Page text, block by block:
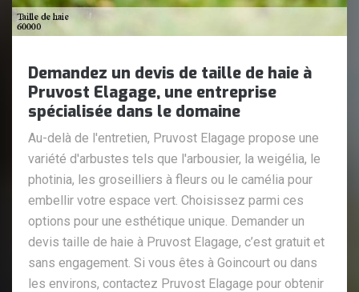
Demandez un devis de taille de haie à
Pruvost Elagage, une entreprise
spécialisée dans le domaine
Au-delà de l'entretien, Pruvost Elagage propose une
variété d'arbustes tels que l'arbousier, la weigélia, le
photinia, les groseilliers à fleurs ou le camélia pour
embellir votre espace vert. Choisissez parmi ces
options pour une esthétique unique. Demander un
devis taille de haie à Pruvost Elagage, c’est gratuit et
sans engagement. Si vous êtes à Goincourt ou dans
les environs, contactez Pruvost Elagage pour obtenir